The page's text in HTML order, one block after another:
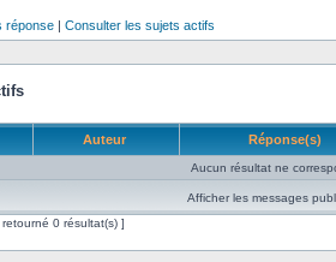
réponse | Consulter les sujets actifs
Auteur Réponse(s)
Aucun résultat ne
Afficher les messages
0 résultat(s) ]